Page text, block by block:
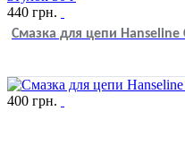
440 грн.
Смазка для цепи Нanseline
400 грн.